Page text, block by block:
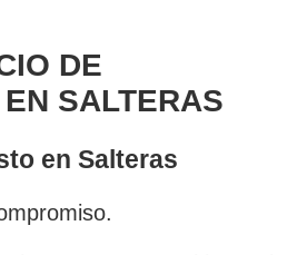
DE
SALTERAS
en Salteras